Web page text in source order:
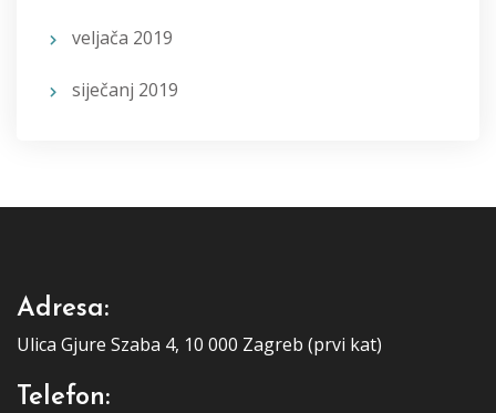
veljača 2019
siječanj 2019
Adresa:
Ulica Gjure Szaba 4, 10 000 Zagreb (prvi kat)
Telefon: